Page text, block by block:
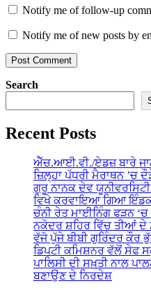
Notify me of follow-up
Notify me of new posts by
Search
Recent Posts
ਐੱਚ.ਆਈ.ਵੀ./ਏਡਜ਼ ਬਾਰੇ
ਜ਼ਿਲ੍ਹਾ ਪੱਧਰੀ ਮੈਰਾਥਨ ’ਚ
ਗੁਰੂ ਨਾਨਕ ਦੇਵ
ਵਿਖੇ ਕਰਵਾਇਆ ਗਿਆ
ਚੰਨੀ ਰੇਤ ਮਾਈਨਿੰਗ ਫੜਨ
ਨਕੋਦਰ ਸ਼ਹਿਰ ਵਿੱਚ ਤੀਆਂ ਦੇ
ਵੱਜੋ ਪੁੱਜੇ ਬੀਬੀ ਗੁਰਿੰਦਰ ਕੌਰ
ਡਿਪਟੀ ਕਮਿਸ਼ਨਰ ਵੱਲੋਂ ਸੇਫ
ਪਾਲਿਸੀ ਦੀ ਸਖ਼ਤੀ ਨਾਲ
ਬਣਾਉਣ ਦੇ ਨਿਰਦੇਸ਼